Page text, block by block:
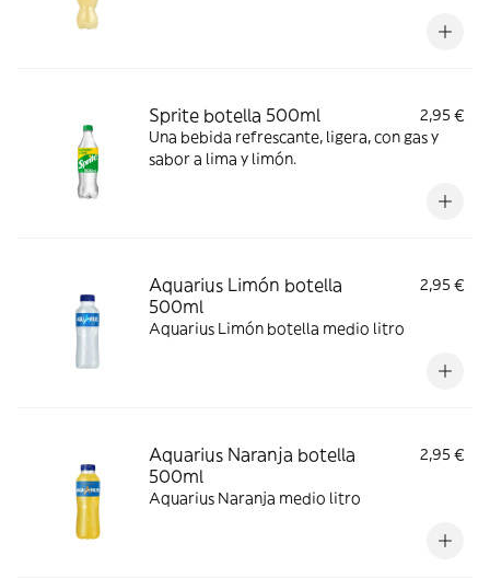
Sprite botella 500ml
2,95 €
Una bebida refrescante, ligera, con gas y
sabor a lima y limón.
Aquarius Limón botella
500ml
2,95 €
Aquarius Limón botella medio litro
Aquarius Naranja botella
500ml
2,95 €
Aquarius Naranja medio litro